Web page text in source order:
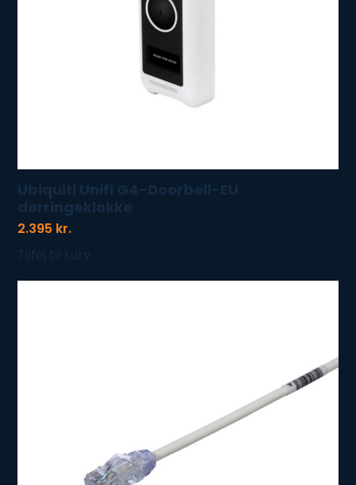
Ubiquiti Unifi G4-Doorbell-EU
dørringeklokke
2.395 kr.
Tilføj til kurv